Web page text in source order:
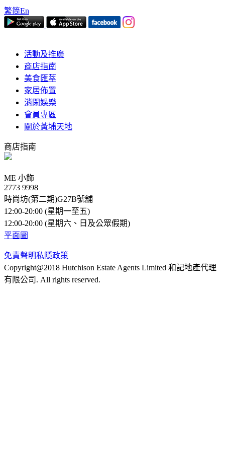
繁简En
活動及推廣
商店指南
美食匯萃
家居佈置
消閑娛樂
會員專區
關於黃埔天地
商店指南
ME 小飾
2773 9998
時尚坊(第二期)G27B號舖
12:00-20:00 (星期一至五)
12:00-20:00 (星期六、日及公眾假期)
平面圖
免責聲明私隱政策
Copyright@2018 Hutchison Estate Agents Limited 和記地產代理
有限公司. All rights reserved.